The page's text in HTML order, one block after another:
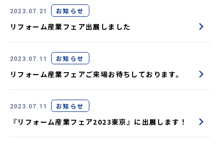
2023.07.21 お知らせ
リフォーム産業フェア出展しました
2023.07.11 お知らせ
リフォーム産業フェアご来場お待ちしております。
2023.07.11 お知らせ
『リフォーム産業フェア2023東京』に出展します！